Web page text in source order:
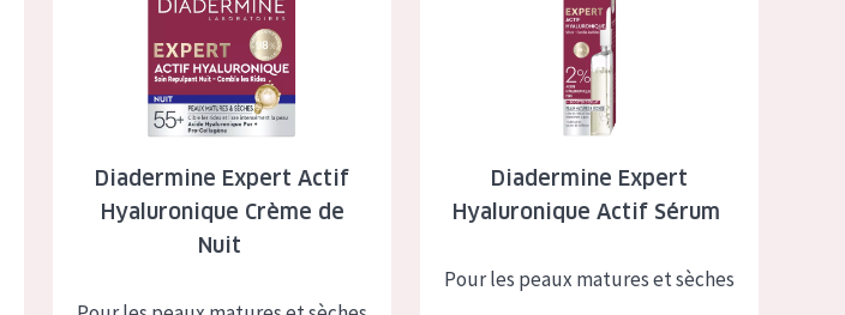
Diadermine Expert Actif
Hyaluronique Crème de
Nuit
Diadermine Expert
Hyaluronique Actif Sérum
Pour les peaux matures et sèches